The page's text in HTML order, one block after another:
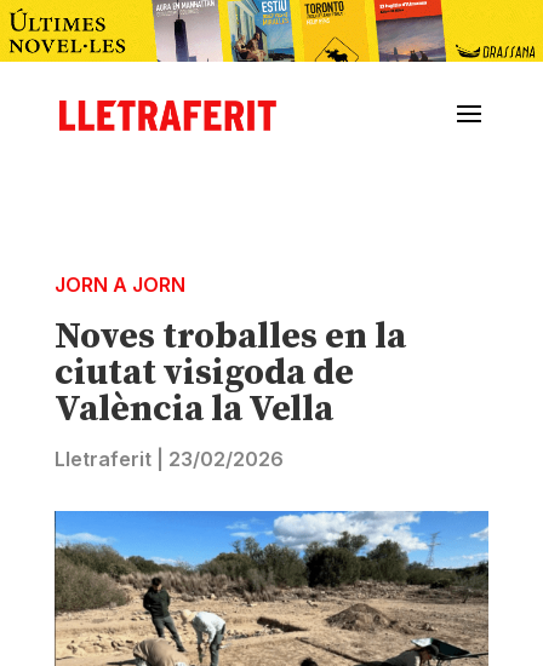
JORN A JORN
Noves troballes en la
ciutat visigoda de
València la Vella
Lletraferit| 23/02/2026